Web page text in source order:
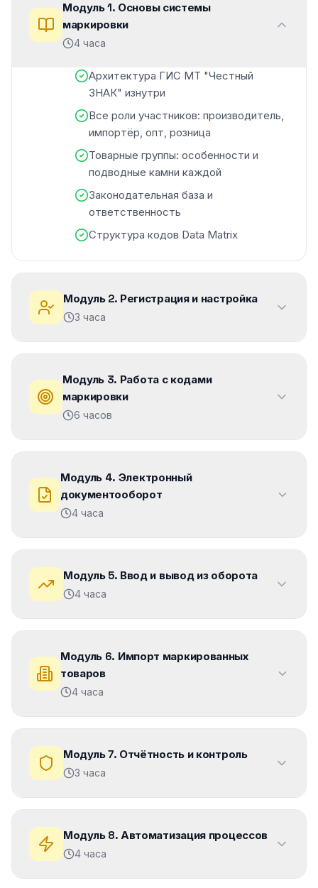
Модуль1. Основы системы
маркировки
4 часа
Архитектура ГИС МТ "Честный
ЗНАК" изнутри
Все роли участников: производитель,
импортёр, опт, розница
Товарные группы: особенности и
подводные камни каждой
Законодательная база и
ответственность
Структура кодов Data Matrix
Модуль 2. Регистрация и настройка
3 часа
Модуль 3. Работа с кодами
маркировки
6 часов
Модуль 4. Электронный
документооборот
4 часа
Модуль 5. Ввод и вывод из оборота
4 часа
Модуль 6. Импорт маркированных
товаров
4 часа
Модуль7. Отчётность и контроль
3 часа
Модуль 8. Автоматизация процессов
4 часа